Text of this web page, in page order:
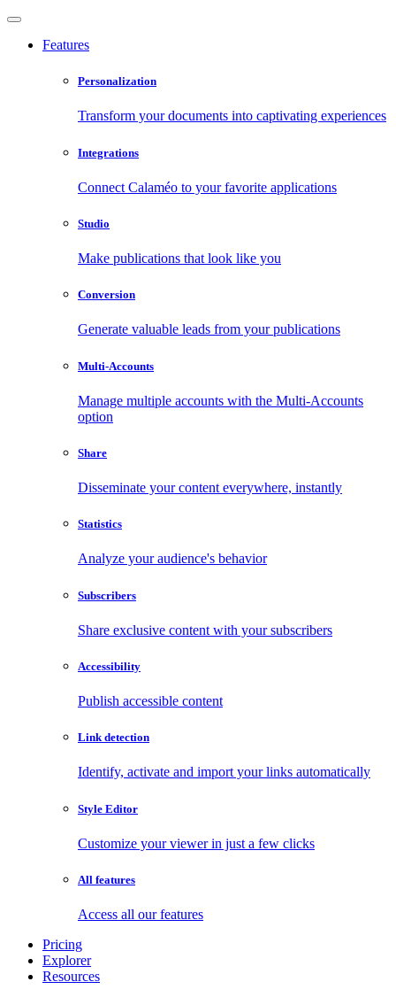
Features
Personalization
Transform your documents into captivating experiences
Integrations
Connect Calaméo to your favorite applications
Studio
Make publications that look like you
Conversion
Generate valuable leads from your publications
Multi-Accounts
Manage multiple accounts with the Multi-Accounts
option
Share
Disseminate your content everywhere, instantly
Statistics
Analyze your audience's behavior
Subscribers
Share exclusive content with your subscribers
Accessibility
Publish accessible content
Link detection
Identify, activate and import your links automatically
Style Editor
Customize your viewer in just a few clicks
All features
Access all our features
Pricing
Explorer
Resources